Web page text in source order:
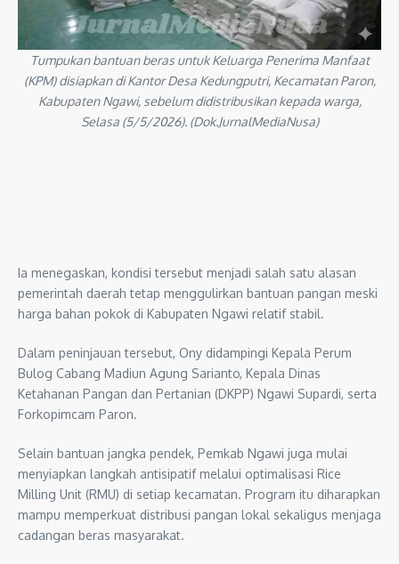
Tumpukan bantuan beras untuk Keluarga Penerima Manfaat
(KPM) disiapkan di Kantor Desa Kedungputri, Kecamatan Paron,
Kabupaten Ngawi, sebelum didistribusikan kepada warga,
Selasa (5/5/2026). (Dok.JurnalMediaNusa)
Ia menegaskan, kondisi tersebut menjadi salah satu alasan
pemerintah daerah tetap menggulirkan bantuan pangan meski
harga bahan pokok di Kabupaten Ngawi relatif stabil.
Dalam peninjauan tersebut, Ony didampingi Kepala Perum
Bulog Cabang Madiun Agung Sarianto, Kepala Dinas
Ketahanan Pangan dan Pertanian (DKPP) Ngawi Supardi, serta
Forkopimcam Paron.
Selain bantuan jangka pendek, Pemkab Ngawi juga mulai
menyiapkan langkah antisipatif melalui optimalisasi Rice
Milling Unit (RMU) di setiap kecamatan. Program itu diharapkan
mampu memperkuat distribusi pangan lokal sekaligus menjaga
cadangan beras masyarakat.